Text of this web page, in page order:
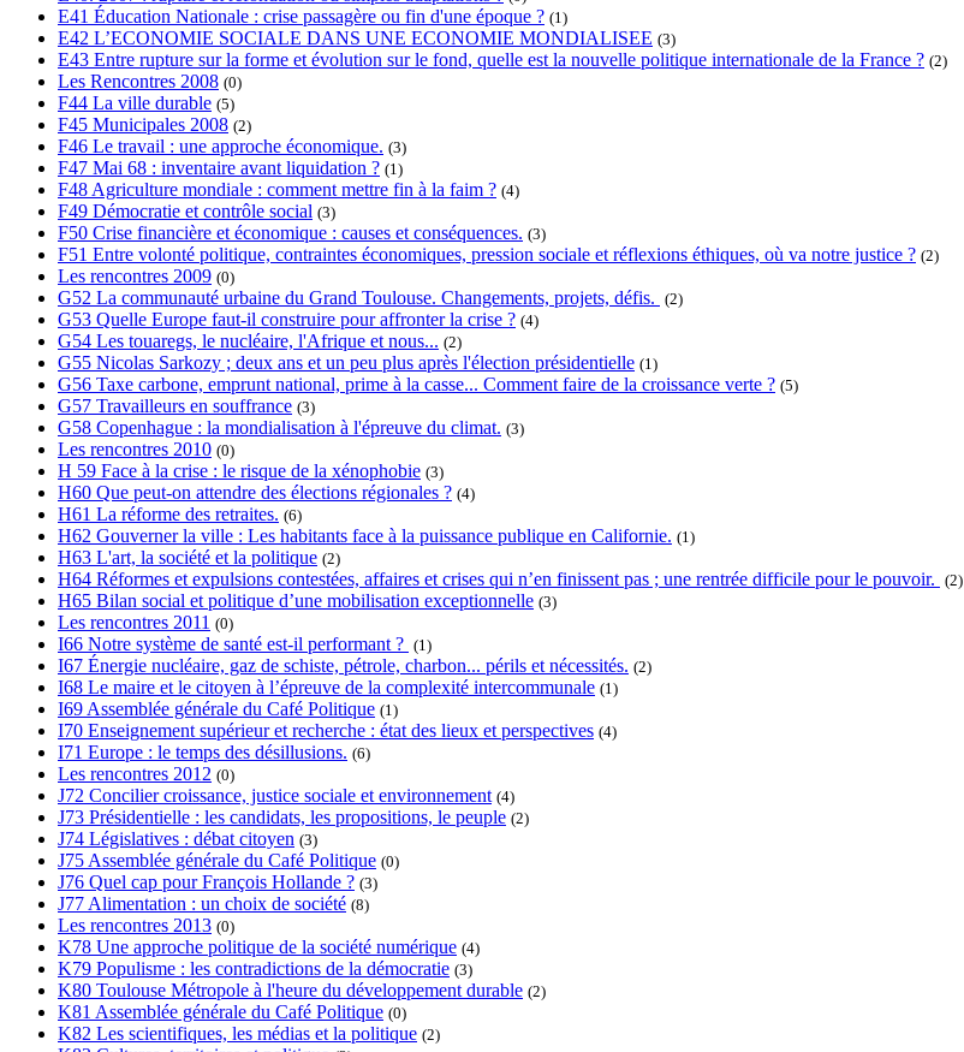
E41 Éducation Nationale : crise passagère ou fin d'une époque ? (1)
E42 L’ECONOMIE SOCIALE DANS UNE ECONOMIE MONDIALISEE (3)
E43 Entre rupture sur la forme et évolution sur le fond, quelle est la nouvelle politique internationale de la France ? (2)
Les Rencontres 2008 (0)
F44 La ville durable (5)
F45 Municipales 2008 (2)
F46 Le travail : une approche économique. (3)
F47 Mai 68 : inventaire avant liquidation ? (1)
F48 Agriculture mondiale : comment mettre fin à la faim ? (4)
F49 Démocratie et contrôle social (3)
F50 Crise financière et économique : causes et conséquences. (3)
F51 Entre volonté politique, contraintes économiques, pression sociale et réflexions éthiques, où va notre justice ? (2)
Les rencontres 2009 (0)
G52 La communauté urbaine du Grand Toulouse. Changements, projets, défis. (2)
G53 Quelle Europe faut-il construire pour affronter la crise ? (4)
G54 Les touaregs, le nucléaire, l'Afrique et nous... (2)
G55 Nicolas Sarkozy ; deux ans et un peu plus après l'élection présidentielle (1)
G56 Taxe carbone, emprunt national, prime à la casse... Comment faire de la croissance verte ? (5)
G57 Travailleurs en souffrance (3)
G58 Copenhague : la mondialisation à l'épreuve du climat. (3)
Les rencontres 2010 (0)
H 59 Face à la crise : le risque de la xénophobie (3)
H60 Que peut-on attendre des élections régionales ? (4)
H61 La réforme des retraites. (6)
H62 Gouverner la ville : Les habitants face à la puissance publique en Californie. (1)
H63 L'art, la société et la politique (2)
H64 Réformes et expulsions contestées, affaires et crises qui n’en finissent pas ; une rentrée difficile pour le pouvoir. (2)
H65 Bilan social et politique d’une mobilisation exceptionnelle (3)
Les rencontres 2011 (0)
I66 Notre système de santé est-il performant ? (1)
I67 Énergie nucléaire, gaz de schiste, pétrole, charbon... périls et nécessités. (2)
I68 Le maire et le citoyen à l’épreuve de la complexité intercommunale (1)
I69 Assemblée générale du Café Politique (1)
I70 Enseignement supérieur et recherche : état des lieux et perspectives (4)
I71 Europe : le temps des désillusions. (6)
Les rencontres 2012 (0)
J72 Concilier croissance, justice sociale et environnement (4)
J73 Présidentielle : les candidats, les propositions, le peuple (2)
J74 Législatives : débat citoyen (3)
J75 Assemblée générale du Café Politique (0)
J76 Quel cap pour François Hollande ? (3)
J77 Alimentation : un choix de société (8)
Les rencontres 2013 (0)
K78 Une approche politique de la société numérique (4)
K79 Populisme : les contradictions de la démocratie (3)
K80 Toulouse Métropole à l'heure du développement durable (2)
K81 Assemblée générale du Café Politique (0)
K82 Les scientifiques, les médias et la politique (2)